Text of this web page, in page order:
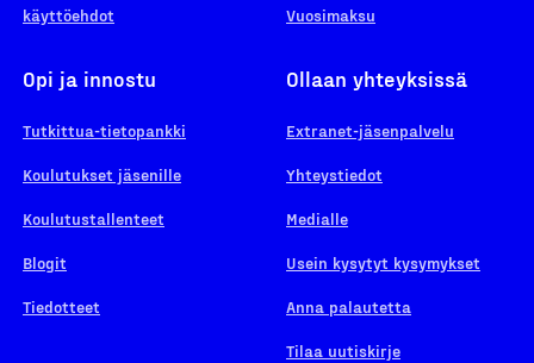
käyttöehdot
Vuosimaksu
Opi ja innostu
Tutkittua-tietopankki
Koulutukset jäsenille
Koulutustallenteet
Blogit
Tiedotteet
Ollaan yhteyksissä
Extranet-jäsenpalvelu
Yhteystiedot
Medialle
Usein kysytyt kysymykset
Anna palautetta
Tilaa uutiskirje